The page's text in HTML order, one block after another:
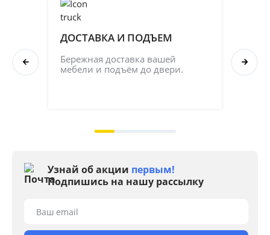
ДОСТАВКА И ПОДЪЕМ
Бережная доставка вашей
мебели и подъём до двери.
Узнай об акции первым!
Подпишись на нашу рассылку
Ваш email